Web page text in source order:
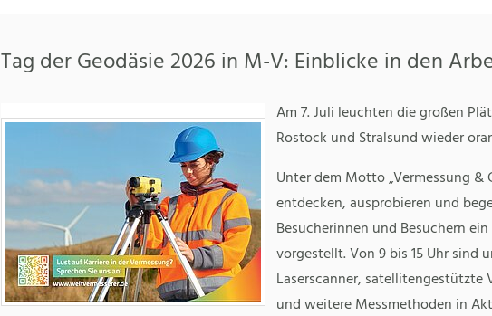
Tag der Geodäsie 2026 in M-V: Einblicke in den
Am 7. Juli leuchten die großen
Rostock und Stralsund wieder
Unter dem Motto „Vermessung
entdecken, ausprobieren und
Besucherinnen und Besuchern
vorgestellt. Von 9 bis 15 Uhr sind
Laserscanner, satellitengestützte
und weitere Messmethoden in